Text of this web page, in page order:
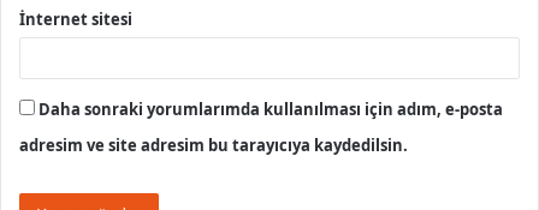
İnternet sitesi
Daha sonraki yorumlarımda kullanılması için adım, e-posta
adresim ve site adresim bu tarayıcıya kaydedilsin.